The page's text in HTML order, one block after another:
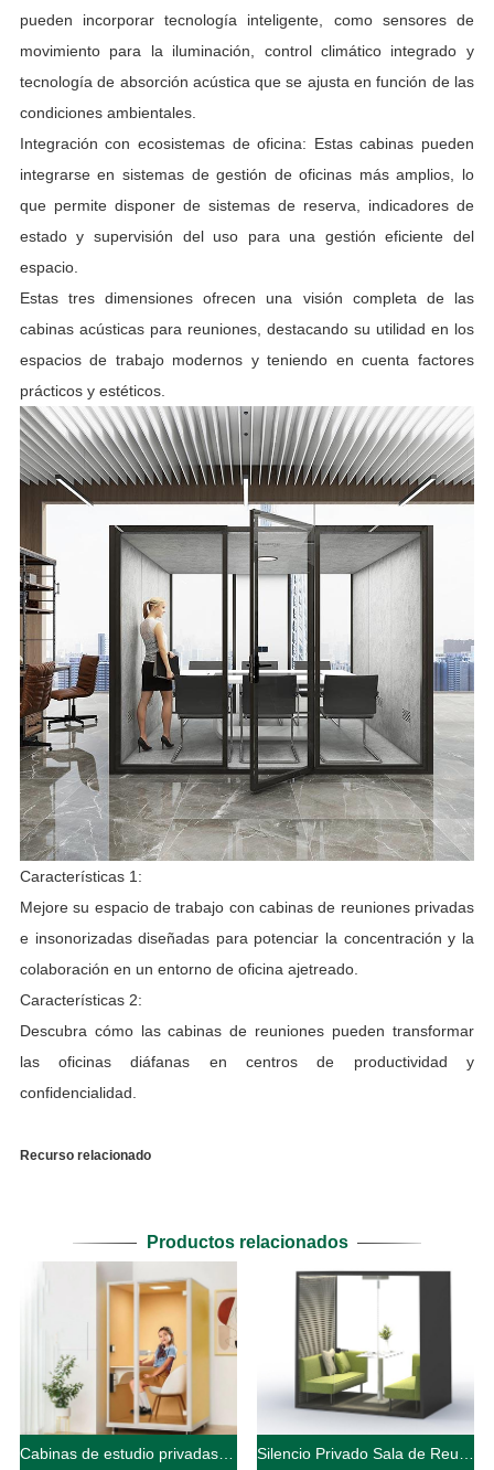
pueden incorporar tecnología inteligente, como sensores de
movimiento para la iluminación, control climático integrado y
tecnología de absorción acústica que se ajusta en función de las
condiciones ambientales.
Integración con ecosistemas de oficina: Estas cabinas pueden
integrarse en sistemas de gestión de oficinas más amplios, lo
que permite disponer de sistemas de reserva, indicadores de
estado y supervisión del uso para una gestión eficiente del
espacio.
Estas tres dimensiones ofrecen una visión completa de las
cabinas acústicas para reuniones, destacando su utilidad en los
espacios de trabajo modernos y teniendo en cuenta factores
prácticos y estéticos.
Características 1:
Mejore su espacio de trabajo con cabinas de reuniones privadas
e insonorizadas diseñadas para potenciar la concentración y la
colaboración en un entorno de oficina ajetreado.
Características 2:
Descubra cómo las cabinas de reuniones pueden transformar
las oficinas diáfanas en centros de productividad y
confidencialidad.
Recurso relacionado
Productos relacionados
Cabinas de estudio privadas insonorizadas Silencio Privado Sala de Reuniones Pods Para Oficina